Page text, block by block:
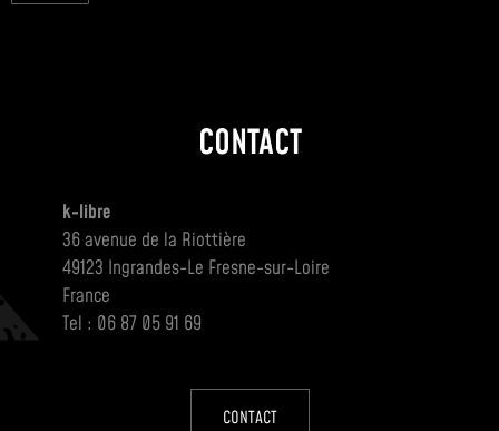
CONTACT
k-libre
36 avenue de la Riottière
49123 Ingrandes-Le Fresne-sur-Loire
France
Tel : 06 87 05 91 69
CONTACT